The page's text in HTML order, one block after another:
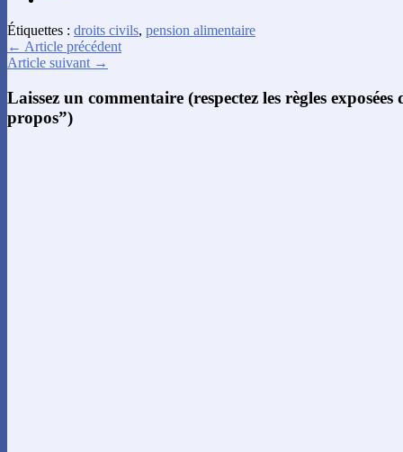
Étiquettes : droits civils, pension alimentaire
← Article précédent
Article suivant →
Laissez un commentaire (respectez les règles
propos”)